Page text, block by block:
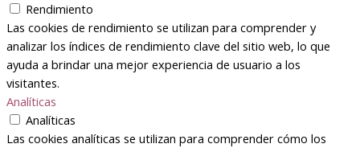
Rendimiento
Las cookies de rendimiento se utilizan para comprender y
analizar los índices de rendimiento clave del sitio web, lo que
ayuda a brindar una mejor experiencia de usuario a los
visitantes.
Analíticas
Analíticas
Las cookies analíticas se utilizan para comprender cómo los